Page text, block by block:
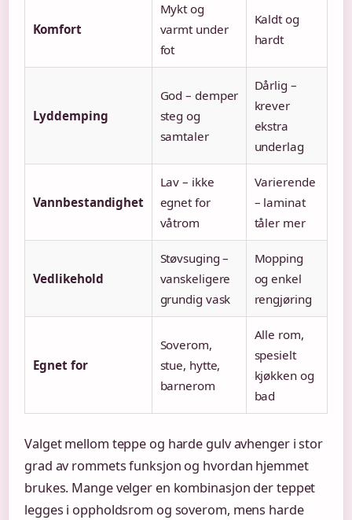
Komfort
Mykt og
varmt under
fot
Kaldt og
hardt
Lyddemping
God – demper
steg og
samtaler
Dårlig –
krever
ekstra
underlag
Vannbestandighet
Lav – ikke
egnet for
våtrom
Varierende
– laminat
tåler mer
Vedlikehold
Støvsuging –
vanskeligere
grundig vask
Mopping
og enkel
rengjøring
Egnet for
Soverom,
stue, hytte,
barnerom
Alle rom,
spesielt
kjøkken og
bad
Valget mellom teppe og harde gulv avhenger i stor
grad av rommets funksjon og hvordan hjemmet
brukes. Mange velger en kombinasjon der teppet
legges i oppholdsrom og soverom, mens harde